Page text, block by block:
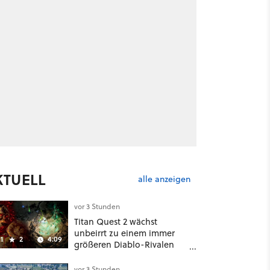
alle anzeigen
2 4:09
vor 3 Stunden
Titan Quest 2 wächst
unbeirrt zu einem immer
größeren Diablo-Rivalen